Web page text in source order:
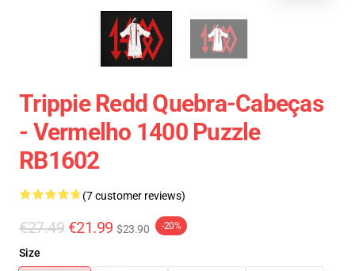
Trippie Redd Quebra-Cabeças
- Vermelho 1400 Puzzle
RB1602
(7 customer reviews)
€27.49 €21.99 $23.90 -20%
Size